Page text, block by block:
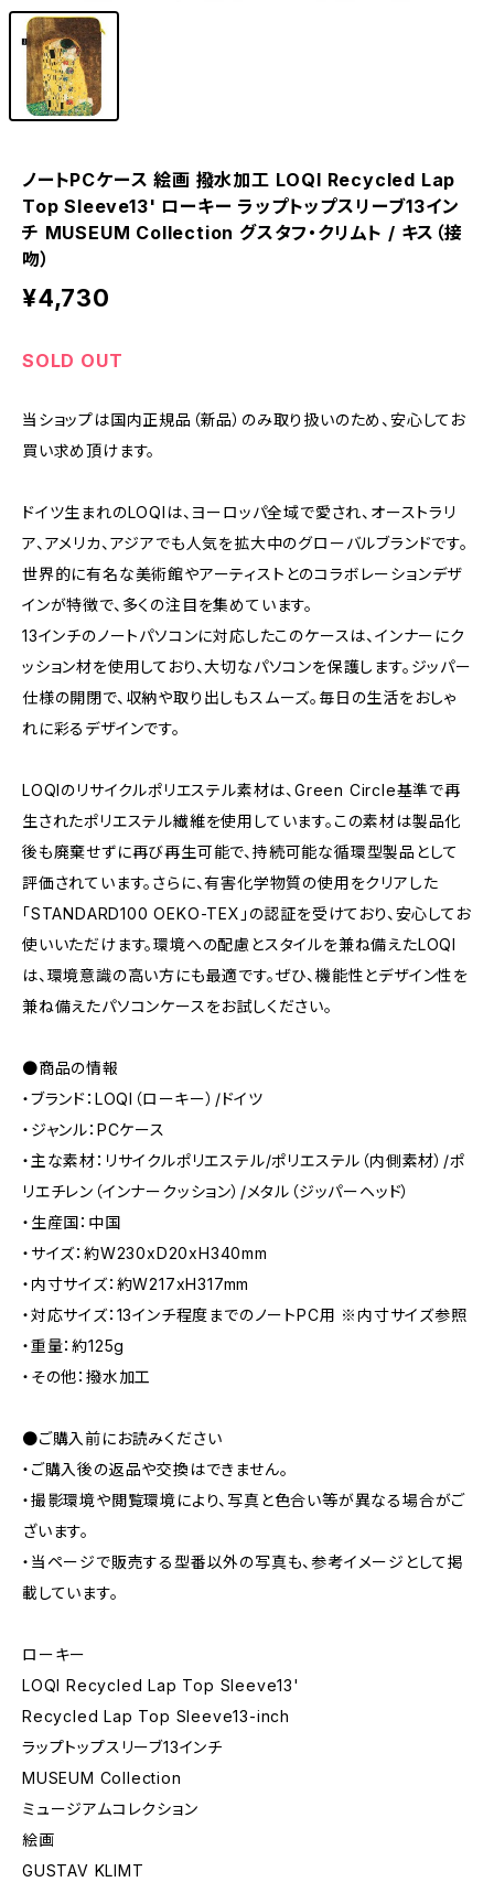
ノートPCケース 絵画 撥水加工 LOQI Recycled Lap
Top Sleeve13' ローキー ラップトップスリーブ13イン
チ MUSEUM Collection グスタフ・クリムト / キス（接
吻）
¥4,730
SOLD OUT
当ショップは国内正規品（新品）のみ取り扱いのため、安心してお
買い求め頂けます。
ドイツ生まれのLOQIは、ヨーロッパ全域で愛され、オーストラリ
ア、アメリカ、アジアでも人気を拡大中のグローバルブランドです。
世界的に有名な美術館やアーティストとのコラボレーションデザ
インが特徴で、多くの注目を集めています。
13インチのノートパソコンに対応したこのケースは、インナーにク
ッション材を使用しており、大切なパソコンを保護します。ジッパー
仕様の開閉で、収納や取り出しもスムーズ。毎日の生活をおしゃ
れに彩るデザインです。
LOQIのリサイクルポリエステル素材は、Green Circle基準で再
生されたポリエステル繊維を使用しています。この素材は製品化
後も廃棄せずに再び再生可能で、持続可能な循環型製品として
評価されています。さらに、有害化学物質の使用をクリアした
「STANDARD100 OEKO-TEX」の認証を受けており、安心してお
使いいただけます。環境への配慮とスタイルを兼ね備えたLOQI
は、環境意識の高い方にも最適です。ぜひ、機能性とデザイン性を
兼ね備えたパソコンケースをお試しください。
●商品の情報
・ブランド：LOQI（ローキー）/ドイツ
・ジャンル：PCケース
・主な素材：リサイクルポリエステル/ポリエステル（内側素材）/ポ
リエチレン（インナークッション）/メタル（ジッパーヘッド）
・生産国：中国
・サイズ：約W230xD20xH340mm
・内寸サイズ：約W217xH317mm
・対応サイズ：13インチ程度までのノートPC用 ※内寸サイズ参照
・重量：約125g
・その他：撥水加工
●ご購入前にお読みください
・ご購入後の返品や交換はできません。
・撮影環境や閲覧環境により、写真と色合い等が異なる場合がご
ざいます。
・当ページで販売する型番以外の写真も、参考イメージとして掲
載しています。
ローキー
LOQI Recycled Lap Top Sleeve13'
Recycled Lap Top Sleeve13-inch
ラップトップスリーブ13インチ
MUSEUM Collection
ミュージアムコレクション
絵画
GUSTAV KLIMT